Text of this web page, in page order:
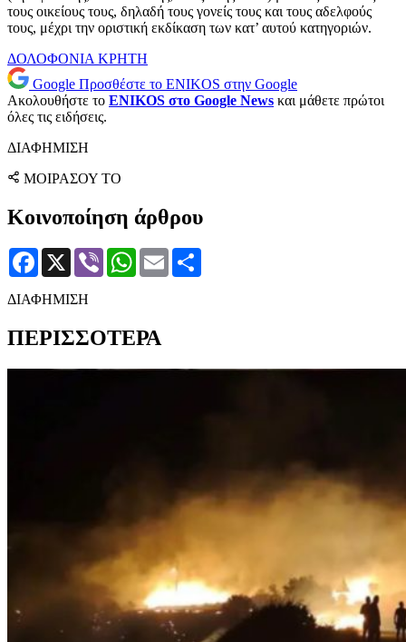
τους οικείους τους, δηλαδή τους γονείς τους και τους αδελφούς
τους, μέχρι την οριστική εκδίκαση των κατ’ αυτού κατηγοριών.
ΔΟΛΟΦΟΝΙΑ ΚΡΗΤΗ
Google Προσθέστε το ENIKOS στην Google
Ακολουθήστε το ENIKOS στο Google News και μάθετε πρώτοι
όλες τις ειδήσεις.
ΔΙΑΦΗΜΙΣΗ
ΜΟΙΡΑΣΟΥ ΤΟ
Κοινοποίηση άρθρου
Facebook
X Viber WhatsApp
Email
ΔΙΑΦΗΜΙΣΗ
ΠΕΡΙΣΣΟΤΕΡΑ